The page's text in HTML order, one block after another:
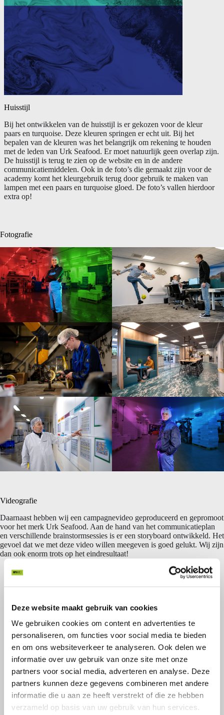
Deze website maakt gebruik van cookies
We gebruiken cookies om content en advertenties te
personaliseren, om functies voor social media te bieden
en om ons websiteverkeer te analyseren. Ook delen we
informatie over uw gebruik van onze site met onze
partners voor social media, adverteren en analyse. Deze
partners kunnen deze gegevens combineren met andere
informatie die u aan ze heeft verstrekt of die ze hebben
verzameld op basis van uw gebruik van hun services.
Huisstijl
Bij het ontwikkelen van de huisstijl is er gekozen voor de kleur
paars en turquoise. Deze kleuren springen er echt uit. Bij het
bepalen van de kleuren was het belangrijk om rekening te houden
met de leden van Urk Seafood. Er moet natuurlijk geen overlap zijn.
De huisstijl is terug te zien op de website en in de andere
communicatiemiddelen. Ook in de foto’s die gemaakt zijn voor de
academy komt het kleurgebruik terug door gebruik te maken van
lampen met een paars en turquoise gloed. De foto’s vallen hierdoor
extra op!
Fotografie
Videografie
Daarnaast hebben wij een campagnevideo geproduceerd en gepromoot
voor het merk Urk Seafood. Aan de hand van het communicatieplan
en verschillende brainstormsessies is er een storyboard ontwikkeld. Het
gevoel dat we met deze video willen meegeven is goed gelukt. Wij zijn
dan ook enorm trots op het eindresultaat!